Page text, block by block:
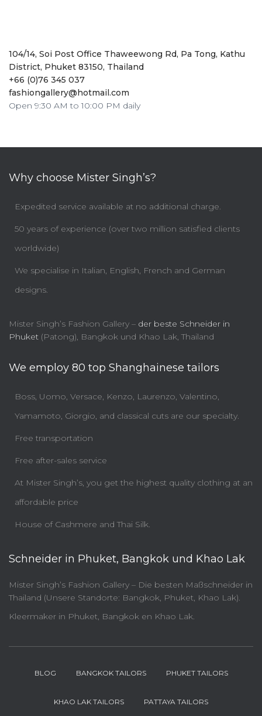
104/14, Soi Post Office Thaweewong Rd, Pa Tong, Kathu
District, Phuket 83150, Thailand
+66 (0)76 345 037
fashiongallery@hotmail.com
Open 9:30 AM to 10:00 PM daily
Why choose Mister Singh’s?
Expedited service available at no additional charge.
50 years of experience (over two million satisfied clients
worldwide)
We specialise in Italian, English, French and German
designs.
Mister Singh’s Fashion Gallery – der beste Schneider in
Phuket (Patong), Bangkok und Khao Lak, Thailand
We employ 80 top Shanghainese tailors
Boss, Uomo, Versace, Kenzo, Laurenzo, Valentino,
Yamamoto, Giorgio, and classical cuts are our specialty.
Free transportation
Free after-sales service
At Mister Singh’s, you get the highest quality clothing at an
affordable price
House of Cashmere and Thai Silk.
Schneider in Phuket, Bangkok und Khao Lak
Mister Singh’s Fashion Gallery – Die besten Maßschneider in
Thailand (Unsere Standorte: Bangkok, Phuket, Khao Lak).
Kleermaker in Phuket, Bangkok en Khao Lak.
BLOG BANGKOK TAILORS PHUKET TAILORS
KHAO LAK TAILORS PATTAYA TAILORS